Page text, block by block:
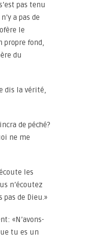
pas tenu
a pas de
le
propre fond,
du
dis la vérité,
de péché?
ne me
les
n’écoutez
pas de Dieu.»
«N’avons-
tu es un